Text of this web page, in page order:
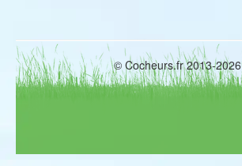
© Cocheurs.fr 2013-2026